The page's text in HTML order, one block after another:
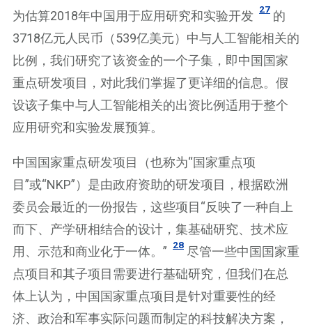
为估算2018年中国用于应用研究和实验开发 27 的
3718亿元人民币（539亿美元）中与人工智能相关的
比例，我们研究了该资金的一个子集，即中国国家
重点研发项目，对此我们掌握了更详细的信息。假
设该子集中与人工智能相关的出资比例适用于整个
应用研究和实验发展预算。
中国国家重点研发项目（也称为“国家重点项
目”或“NKP”）是由政府资助的研发项目，根据欧洲
委员会最近的一份报告，这些项目“反映了一种自上
而下、产学研相结合的设计，集基础研究、技术应
用、示范和商业化于一体。”
28 尽管一些中国国家重
点项目和其子项目需要进行基础研究，但我们在总
体上认为，中国国家重点项目是针对重要性的经
济、政治和军事实际问题而制定的科技解决方案，